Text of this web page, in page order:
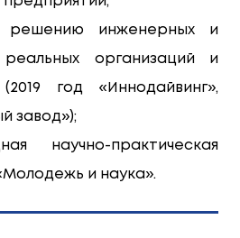
решению инженерных и
реальных организаций и
год «Иннодайвинг»,
завод»);
научно-практическая
и наука».